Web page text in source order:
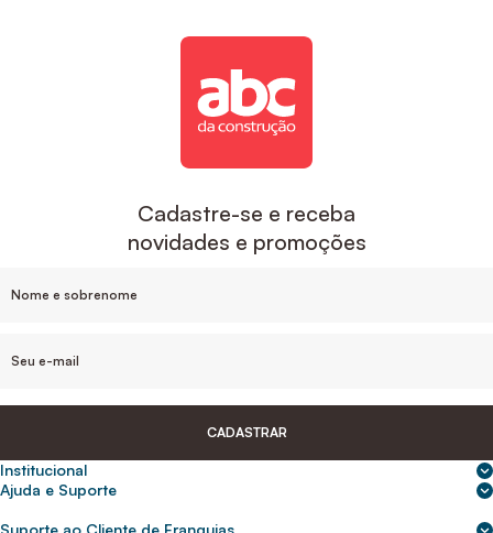
Cadastre-se e receba
novidades e promoções
CADASTRAR
Institucional
Sobre nós
Ajuda e Suporte